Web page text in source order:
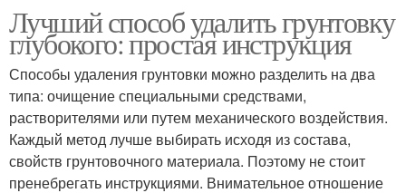
Лучший способ удалить грунтовку
глубокого: простая инструкция
Способы удаления грунтовки можно разделить на два
типа: очищение специальными средствами,
растворителями или путем механического воздействия.
Каждый метод лучше выбирать исходя из состава,
свойств грунтовочного материала. Поэтому не стоит
пренебрегать инструкциями. Внимательное отношение